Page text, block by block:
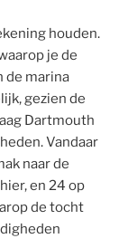
houden.
je de
de marina
gezien de
Dartmouth
Vandaar
naar de
en 24 op
de tocht